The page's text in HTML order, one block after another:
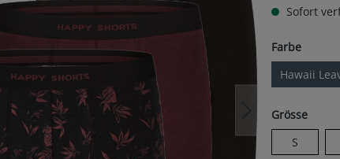
Sofort
Farbe
Hawaii
Grösse
S